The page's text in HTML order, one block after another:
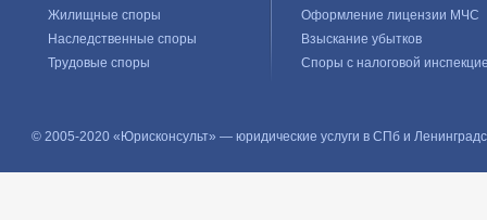
Жилищные споры
Наследственные споры
Трудовые споры
Оформление лицензии МЧС
Взыскание убытков
Споры с налоговой
© 2005-2020 «Юрисконсульт» — юридические услуги в СПб и